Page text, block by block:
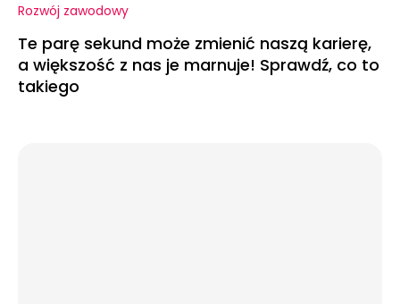
Rozwój zawodowy
Te parę sekund może zmienić naszą karierę,
a większość z nas je marnuje! Sprawdź, co to
takiego